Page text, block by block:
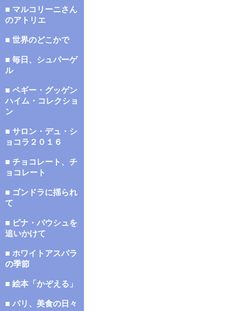
■ マルコリーニさん
のアトリエ
■ 世界のどこかで
■ 毎日、シュパーゲ
ル
■ ペギー・グッゲン
ハイム・コレクショ
ン
■ サロン・デュ・シ
ョコラ２０１６
■ チョコレート、チ
ョコレート
■ ゴンドラに揺られ
て
■ ピナ・バウシュを
追いかけて
■ ホワイトアスパラ
の季節
■ 絵本「かぞえる」
■ パリ、美食の日々